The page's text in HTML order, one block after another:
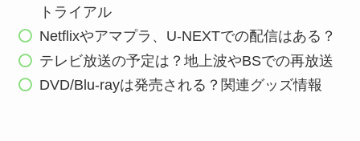
トライアル
Netflixやアマプラ、U-NEXTでの配信はある？
テレビ放送の予定は？地上波やBSでの再放送
DVD/Blu-rayは発売される？関連グッズ情報